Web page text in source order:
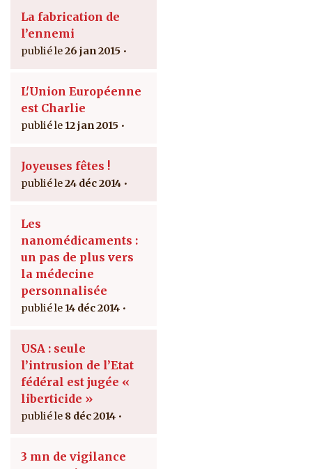
La fabrication de
l’ennemi
26 jan 2015
L'Union Européenne
est Charlie
12 jan 2015
Joyeuses fêtes !
24 déc 2014
Les
nanomédicaments :
un pas de plus vers
la médecine
personnalisée
14 déc 2014
USA : seule
l’intrusion de l’Etat
fédéral est jugée «
liberticide »
8 déc 2014
3 mn de vigilance